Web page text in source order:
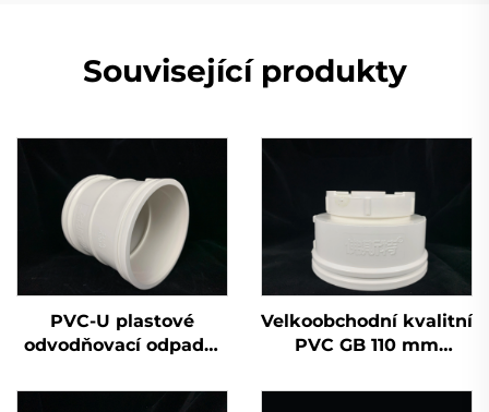
Související produkty
PVC-U plastové
odvodňovací odpadní
dvojitá zásuvka
Velkoobchodní kvalitní
PVC GB 110 mm
křížová trubka UPVC